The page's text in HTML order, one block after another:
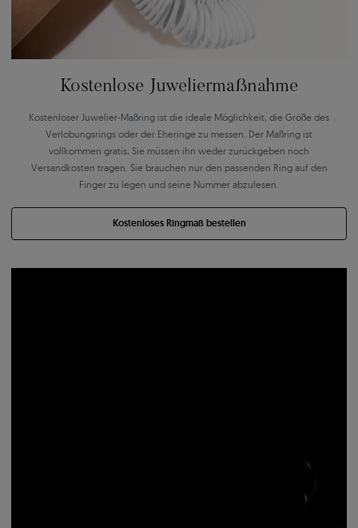
Kostenlose Juweliermaßnahme
Kostenloser Juwelier-Maßring ist die ideale Möglichkeit, die Größe des
Verlobungsrings oder der Eheringe zu messen. Der Maßring ist
vollkommen gratis, Sie müssen ihn weder zurückgeben noch
Versandkosten tragen. Sie brauchen nur den passenden Ring auf den
Finger zu legen und seine Nummer abzulesen.
Kostenloses Ringmaß bestellen